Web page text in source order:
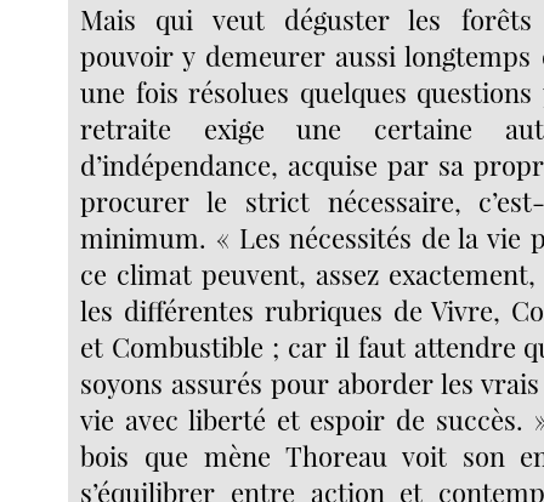
Mais qui veut déguster les
pouvoir y demeurer aussi longtemps
une fois résolues quelques
retraite exige une certaine
d’indépendance, acquise par sa
procurer le strict nécessaire,
minimum. « Les nécessités de la vie
ce climat peuvent, assez
les différentes rubriques de Vivre,
et Combustible ; car il faut attendre
soyons assurés pour aborder les
vie avec liberté et espoir de succès.
bois que mène Thoreau voit son
s’équilibrer entre action et